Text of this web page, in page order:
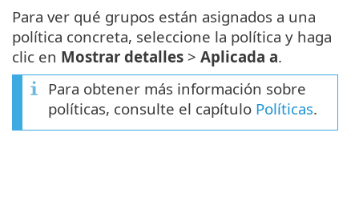
Para ver qué grupos están asignados a una
política concreta, seleccione la política y haga
clic en Mostrar detalles > Aplicada a.
Para obtener más información sobre
políticas, consulte el capítulo Políticas.